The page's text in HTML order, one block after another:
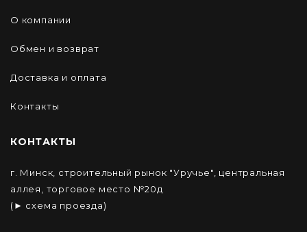
О компании
Обмен и возврат
Доставка и оплата
Контакты
КОНТАКТЫ
г. Минск, строительный рынок "Уручье", центральная
аллея, торговое место №20д
(► схема проезда)